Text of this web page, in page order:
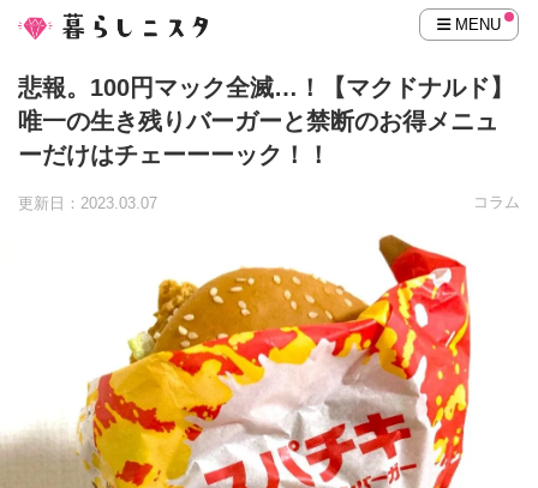
MENU
悲報。100円マック全滅…！【マクドナルド】
唯一の生き残りバーガーと禁断のお得メニュ
ーだけはチェーーーック！！
更新日：2023.03.07 コラム